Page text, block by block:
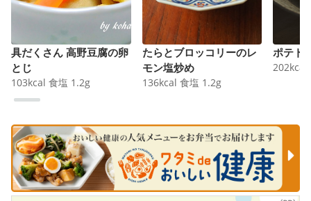
具だくさん 高野豆腐の卵
とじ
103kcal 食塩 1.2g
たらとブロッコリーのレ
モン塩炒め
136kcal 食塩 1.2g
ポテト
202kcal